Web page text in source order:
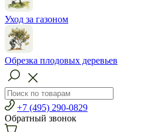
Уход за газоном
Обрезка плодовых деревьев
+7 (495) 290-0829
Обратный звонок